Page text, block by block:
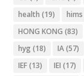
health (19) hims
HONG KONG (83)
hyg (18) IA(57)
IEF(13) IEI (17)